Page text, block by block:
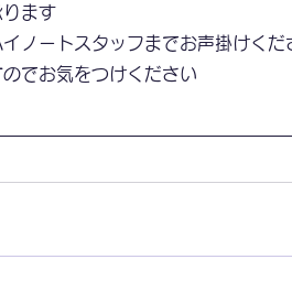
ります
ノートスタッフまでお声掛けくだ
のでお気をつけください